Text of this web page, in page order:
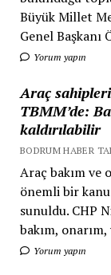
Büyük Millet
Genel Başkanı
Yorum yapın
Araç
TBMM’de:
kaldırılabilir
BODRUM HABER
Araç bakım ve
önemli bir
sunuldu. CHP
bakım, onarım,
Yorum yapın